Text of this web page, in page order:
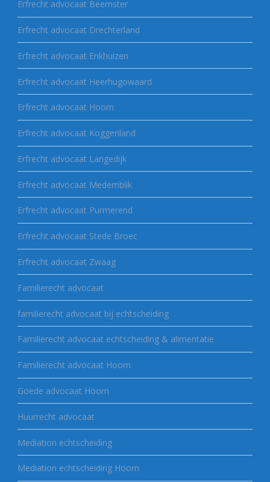
Erfrecht advocaat Beemster
Erfrecht advocaat Drechterland
Erfrecht advocaat Enkhuizen
Erfrecht advocaat Heerhugowaard
Erfrecht advocaat Hoorn
Erfrecht advocaat Koggenland
Erfrecht advocaat Langedijk
Erfrecht advocaat Medemblik
Erfrecht advocaat Purmerend
Erfrecht advocaat Stede Broec
Erfrecht advocaat Zwaag
Familierecht advocaat
familierecht advocaat bij echtscheiding
Familierecht advocaat echtscheiding & alimentatie
Familierecht advocaat Hoorn
Goede advocaat Hoorn
Huurrecht advocaat
Mediation echtscheiding
Mediation echtscheiding Hoorn